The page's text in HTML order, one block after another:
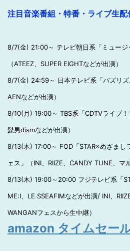
注目音楽番組・特番・ライブ生
8/7(金) 21:00～ テレビ朝日系「ミュージ
（ATEEZ、SUPER EIGHTなどが出演）
8/7(金) 24:59～ 日本テレビ系「バズリズ
AENなどが出演）
8/10(月) 19:00～ TBS系「CDTVライブ
髭男dismなどが出演）
8/13(木) 17:00～ FOD「STAR×めざまし
ェス」（INI、RIIZE、CANDY TUNE、マ
8/13(木) 19:00～20:00 フジテレビ系「
ME:I、LE SSEAFIMなどが出演/ INI、
WANGANフェスから生中継）
amazon タイムセー